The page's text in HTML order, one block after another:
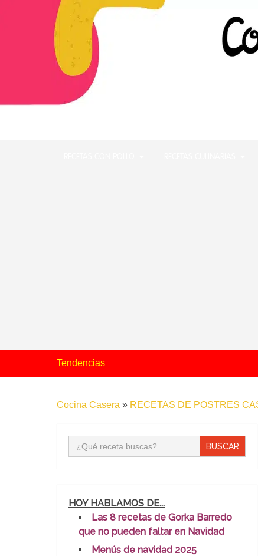
Tendencias
Cocina Casera » RECETAS DE POSTRES
Buscar:
HOY HABLAMOS DE...
Las 8 recetas de Gorka Barredo
que no pueden faltar en Navidad
Menús de navidad 2025